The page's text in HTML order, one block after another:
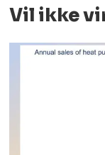
Vil ikke